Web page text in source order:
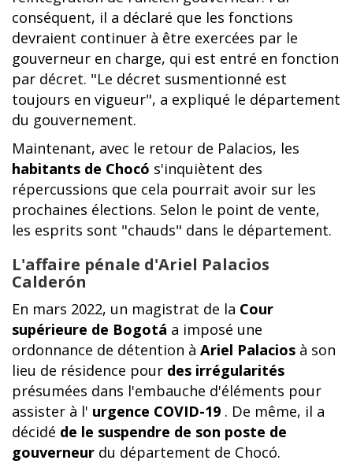
conséquent, il a déclaré que les fonctions
devraient continuer à être exercées par le
gouverneur en charge, qui est entré en fonction
par décret. "Le décret susmentionné est
toujours en vigueur", a expliqué le département
du gouvernement.
Maintenant, avec le retour de Palacios, les
habitants de Chocó s'inquiètent des
répercussions que cela pourrait avoir sur les
prochaines élections. Selon le point de vente,
les esprits sont "chauds" dans le département.
L'affaire pénale d'Ariel Palacios
Calderón
En mars 2022, un magistrat de la Cour
supérieure de Bogotá a imposé une
ordonnance de détention à Ariel Palacios à son
lieu de résidence pour des irrégularités
présumées dans l'embauche d'éléments pour
assister à l' urgence COVID-19 . De même, il a
décidé de le suspendre de son poste de
gouverneur du département de Chocó.